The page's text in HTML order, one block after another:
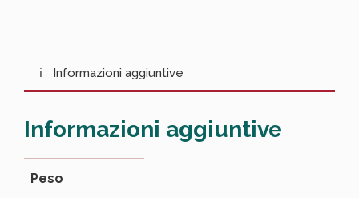
Informazioni aggiuntive
Informazioni aggiuntive
Peso